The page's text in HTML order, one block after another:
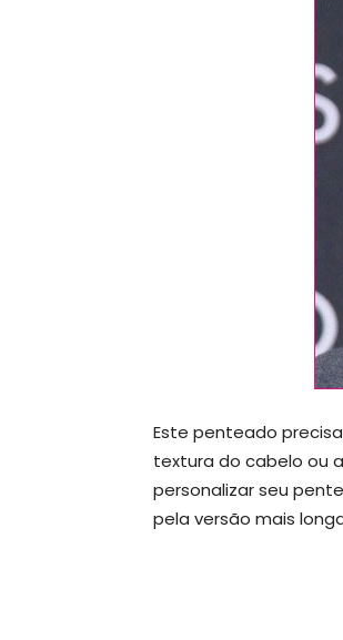
Este penteado
textura do cabelo ou
personalizar seu
pela versão mais